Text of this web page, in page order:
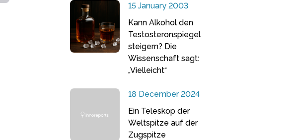
15 January 2003
Kann Alkohol den
Testosteronspiegel
steigern? Die
Wissenschaft sagt:
„Vielleicht“
18 December 2024
Ein Teleskop der
Weltspitze auf der
Zugspitze